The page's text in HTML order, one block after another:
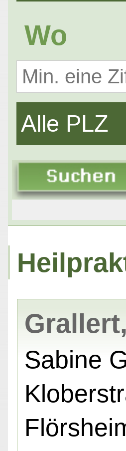
Wo
Alle PLZ
Sabine